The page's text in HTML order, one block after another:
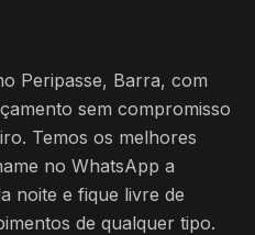
Peripasse, Barra, com
sem compromisso
Temos os melhores
no WhatsApp a
noite e fique livre de
de qualquer tipo.